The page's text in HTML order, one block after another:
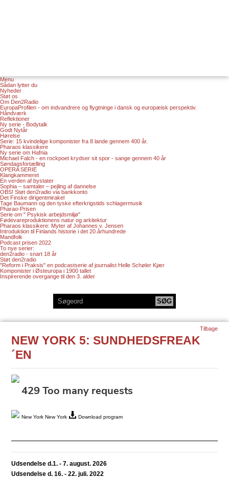
Menu
Sådan lytter du
Nyheder
Støt os
Om Den2Radio
EuropaProfilen - om indvandrere og flygtninge i dansk og europæisk perspektiv.
Håndværk
Reflektioner
Ny serie - Bodytalk
Godt Nytår
Hørelse
Serie: 15 kvindelige komponister fra 8 lande gennem 400 år.
Pharaos klassikere
Ny serie om Hafnia
Michael Falch - en rockpoet krydser sit spor - sange gennem 40 år
Søndagsfortælling
OPERA SERIE
Klangkammeret
En verden af bystater
Sophia – samtaler – pejling af dannelse
OBS! Støt den2radio via bankkonto
Det Finske dirigentmirakel
Tage Baumann og den tyske efterkrigstids schlagermusik
Pharao-Prisen
Serie om " Psykisk arbejdsmiljø"
Fødevareproduktionens natur og arkitektur
Pharaos klassikere: Myter af Johannes v. Jensen
Introduktion til Finlands historie i det 20.århundrede
Mandfolk
Podcast prisen 2022
To nye serier:
den2radio - snart 18 år
Støt den2radio
"Reform i Praksis" en podcastserie af journalist Helle Schøler Kjær
Komponister i Østeuropa i 1900 tallet
Inspirerende overgange til den 3. alder
NEW YORK 5: SUNDHEDSFREAK
´EN
New York New York Download program
Udsendelse d.1. - 7. august. 2026
Udsendelse d. 16. - 22. juli. 2022
Tilbage